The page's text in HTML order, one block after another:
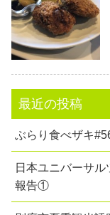
最近の投稿
ぶらり食べザキ
日本ユニバーサ
報告①